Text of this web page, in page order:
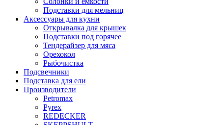
Подставки для мельниц
Аксессуары для кухни
Открывалка для крышек
Подставки под горячее
Тендерайзер для мяса
Орехокол
Рыбочистка
Подсвечники
Подставка для ели
Производители
Petromax
Pyrex
REDECKER